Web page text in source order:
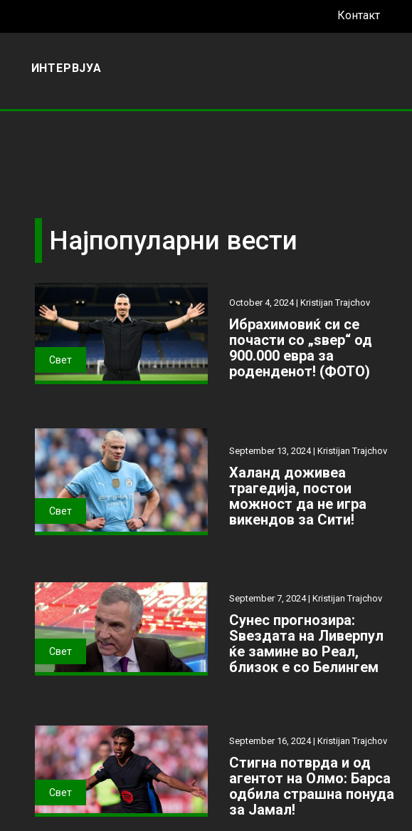
Контакт
ИНТЕРВЈУА
Најпопуларни вести
Свет
October 4, 2024 | Kristijan Trajchov
Ибрахимовиќ си се
почасти со „ѕвер“ од
900.000 евра за
роденденот! (ФОТО)
Свет
September 13, 2024 | Kristijan Trajchov
Халанд доживеа
трагедија, постои
можност да не игра
викендов за Сити!
Свет
September 7, 2024 | Kristijan Trajchov
Сунес прогнозира:
Ѕвездата на Ливерпул
ќе замине во Реал,
близок е со Белингем
Свет
September 16, 2024 | Kristijan Trajchov
Стигна потврда и од
агентот на Олмо: Барса
одбила страшна понуда
за Јамал!